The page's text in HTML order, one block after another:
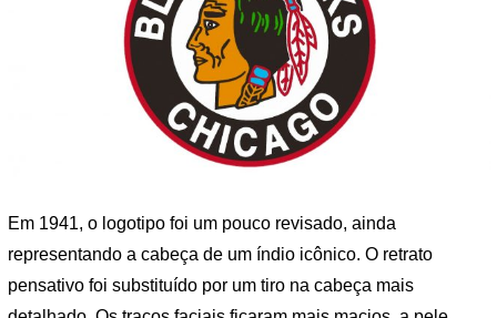
Em 1941, o logotipo foi um pouco revisado, ainda
representando a cabeça de um índio icônico. O retrato
pensativo foi substituído por um tiro na cabeça mais